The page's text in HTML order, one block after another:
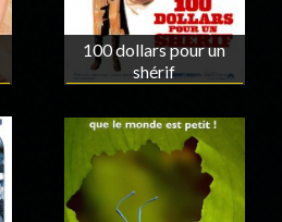
100 dollars pour un
shérif